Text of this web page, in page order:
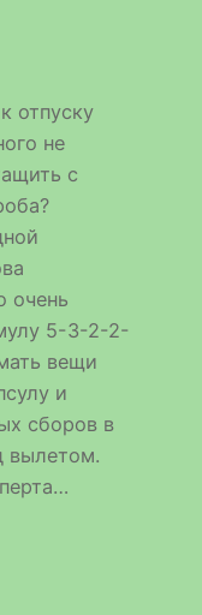
отпуску
не
с
очень
5-3-2-2-
вещи
и
сборов в
вылетом.